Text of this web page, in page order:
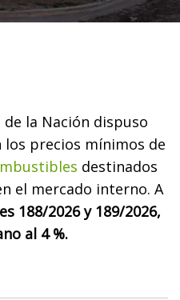
de la Nación dispuso
precios mínimos de
destinados
el mercado interno. A
188/2026 y 189/2026,
al 4 %.